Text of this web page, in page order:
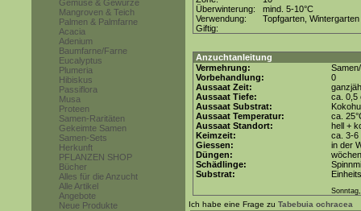
Gemüse & Gewürze
Mangroven & Teich
Palmen & Palmfarne
Acacia
Adenium
Baumfarne/Farne
Eucalyptus
Plumeria
Hibiskus
Passiflora
Musa
Proteen
Samen-Raritäten
Gekeimte Samen
Samen-Sets
Herkunft
PFLANZEN SHOP
Bücher
Alles für die Anzucht
Alle Artikel
Angebote
Neue Produkte
Überwinterung:
mind. 5-10°C
Verwendung:
Topfgarten, Wintergarten
Giftig:
Anzuchtanleitung
Vermehrung:
Vorbehandlung:
0
Aussaat Zeit:
Aussaat Tiefe:
ca. 0,5
Aussaat Substrat:
Aussaat Temperatur:
ca.
Aussaat Standort:
hell +
Keimzeit:
ca. 3-6
Giessen:
in der
Düngen:
Schädlinge:
Substrat:
Ich habe eine Frage zu Tabebuia ochracea